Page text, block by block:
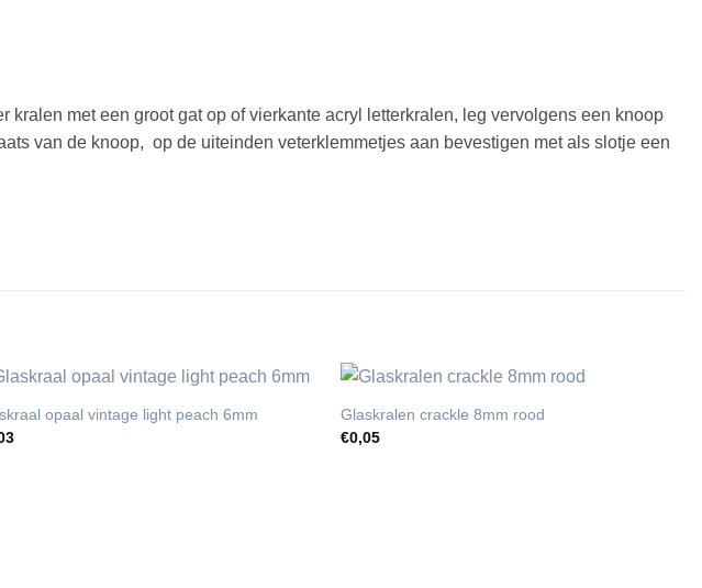
met een groot gat op of vierkante acryl letterkralen, leg vervolgens een knoop
van de knoop, op de uiteinden veterklemmetjes aan bevestigen met als slotje een
opaal vintage light peach 6mm
Glaskralen crackle 8mm rood
€0,05